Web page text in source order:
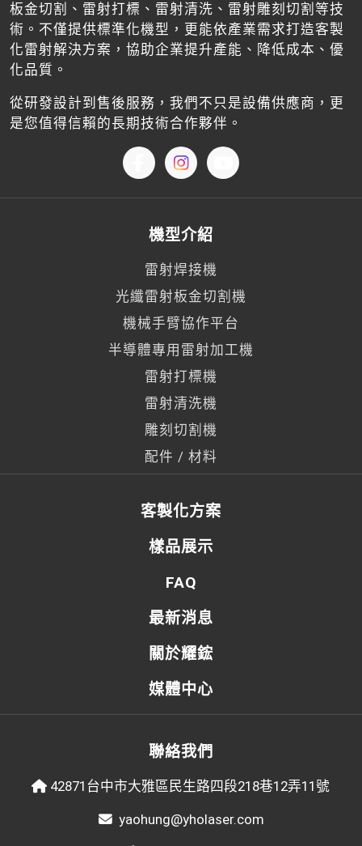
板金切割、雷射打標、雷射清洗、雷射雕刻切割等技
術。不僅提供標準化機型，更能依產業需求打造客製
化雷射解決方案，協助企業提升產能、降低成本、優
化品質。
從研發設計到售後服務，我們不只是設備供應商，更
是您值得信賴的長期技術合作夥伴。
機型介紹
雷射焊接機
光纖雷射板金切割機
機械手臂協作平台
半導體專用雷射加工機
雷射打標機
雷射清洗機
雕刻切割機
配件 / 材料
客製化方案
樣品展示
FAQ
最新消息
關於耀鋐
媒體中心
聯絡我們
42871台中市大雅區民生路四段218巷12弄11號
yaohung@yholaser.com